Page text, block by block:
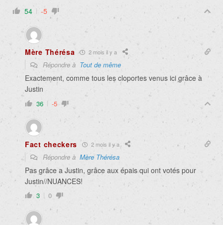
54 -5
Mère Thérésa 2 mois il y a
Répondre à Tout de même
Exactement, comme tous les cloportes venus ici grâce à
Justin
36 -5
Fact checkers 2 mois il y a
Répondre à Mère Thérésa
Pas grâce a Justin, grâce aux épais qui ont votés pour
Justin//NUANCES!
3 0